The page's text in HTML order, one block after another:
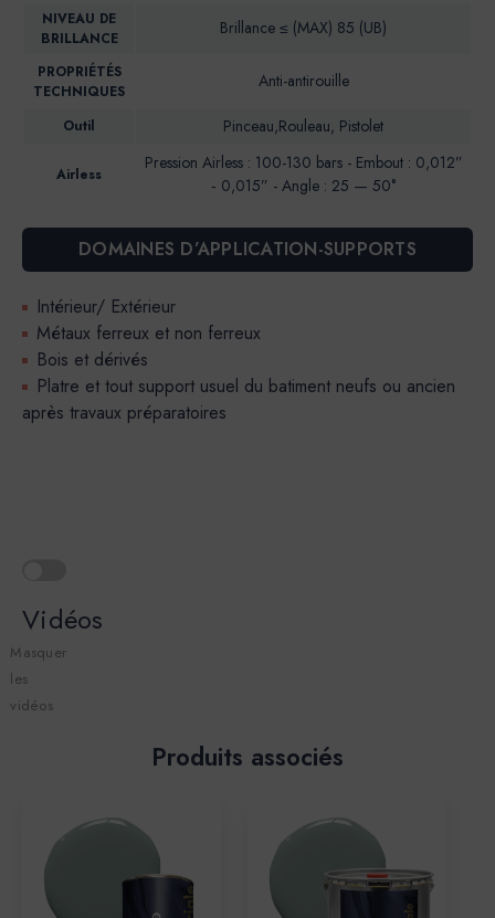
NIVEAU DE
BRILLANCE
Brillance ≤ (MAX) 85 (UB)
PROPRIÉTÉS
TECHNIQUES
Anti-antirouille
Outil Pinceau,Rouleau, Pistolet
Airless
Pression Airless : 100-130 bars - Embout : 0,012”
‐ 0,015” - Angle : 25 — 50°
DOMAINES D’APPLICATION-SUPPORTS
Intérieur/ Extérieur
Métaux ferreux et non ferreux
Bois et dérivés
Platre et tout support usuel du batiment neufs ou ancien
après travaux préparatoires
Vidéos
Masquer
les
vidéos
Produits associés